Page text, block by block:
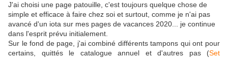
J'ai choisi une page patouille, c'est toujours quelque chose de
simple et efficace à faire chez soi et surtout, comme je n'ai pas
avancé d'un iota sur mes pages de vacances 2020... je continue
dans l'esprit prévu initialement.
Sur le fond de page, j'ai combiné différents tampons qui ont pour
certains, quittés le catalogue annuel et d'autres pas (Set